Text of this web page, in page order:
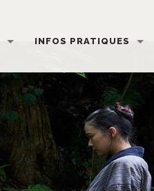
INFOS PRATIQUES